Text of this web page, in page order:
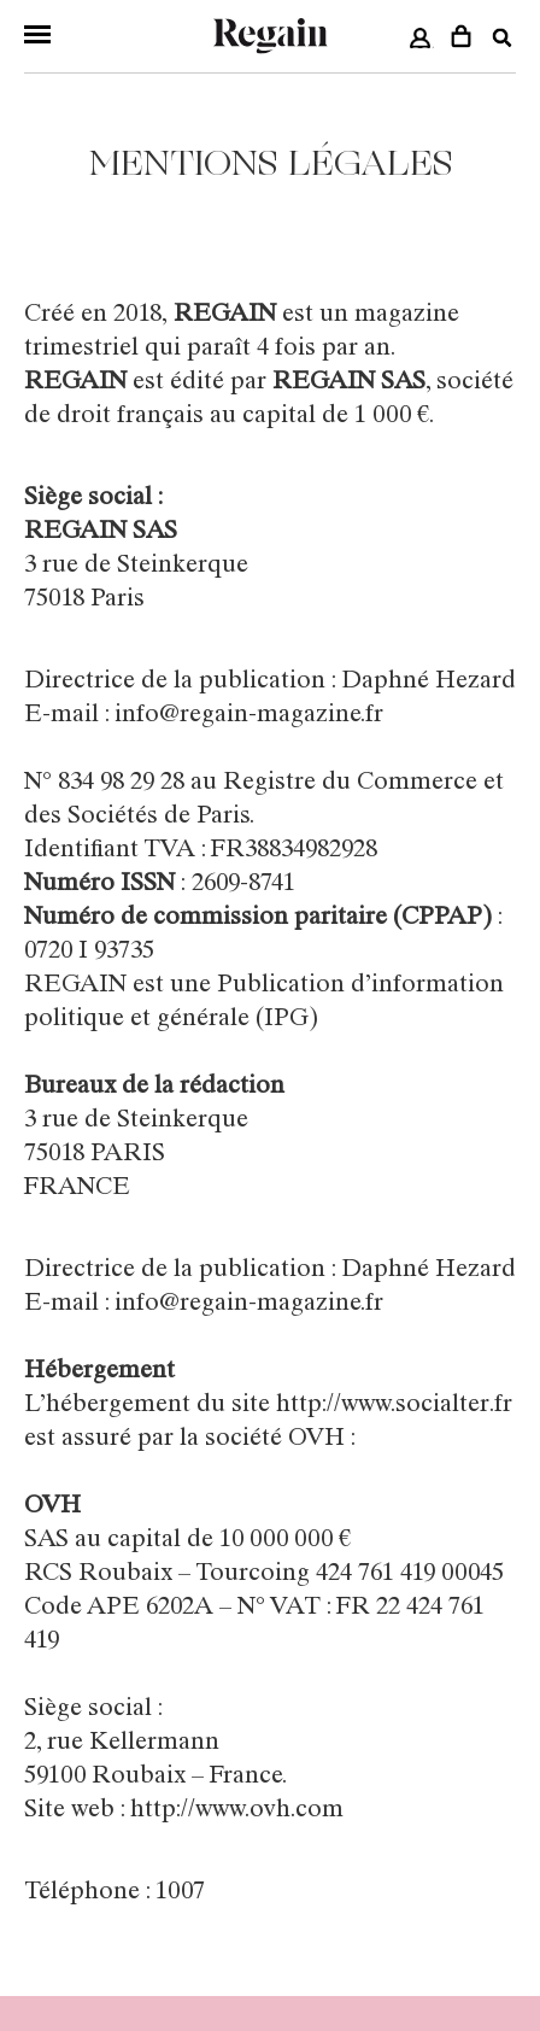
COMPTE
MENTIONS LÉGALES
Créé en 2018, REGAIN est un magazine
trimestriel qui paraît 4 fois par an.
REGAIN est édité par REGAIN SAS, société
de droit français au capital de 1 000 €.
Siège social :
REGAIN SAS
3 rue de Steinkerque
75018 Paris
Directrice de la publication : Daphné Hezard
E-mail : info@regain-magazine.fr
N° 834 98 29 28 au Registre du Commerce et
des Sociétés de Paris.
Identifiant TVA : FR38834982928
Numéro ISSN : 2609-8741
Numéro de commission paritaire (CPPAP) :
0720 I 93735
REGAIN est une Publication d’information
politique et générale (IPG)
Bureaux de la rédaction
3 rue de Steinkerque
75018 PARIS
FRANCE
Directrice de la publication : Daphné Hezard
E-mail : info@regain-magazine.fr
Hébergement
L’hébergement du site http://www.socialter.fr
est assuré par la société OVH :
OVH
SAS au capital de 10 000 000 €
RCS Roubaix – Tourcoing 424 761 419 00045
Code APE 6202A – N° VAT : FR 22 424 761
419
Siège social :
2, rue Kellermann
59100 Roubaix – France.
Site web : http://www.ovh.com
Téléphone : 1007